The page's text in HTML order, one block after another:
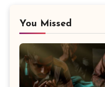
You Missed